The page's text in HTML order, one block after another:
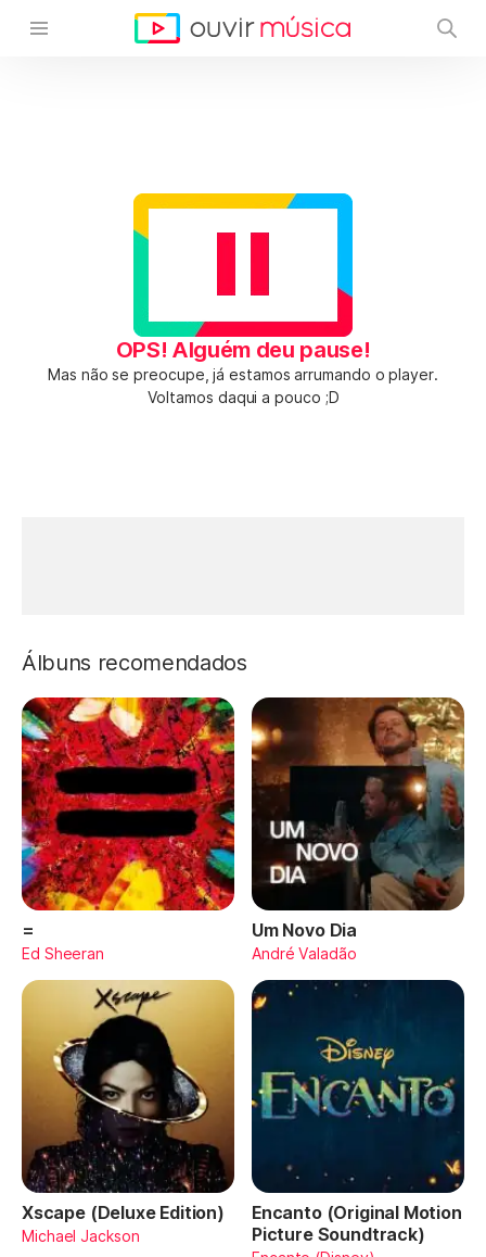
OPS! Alguém deu pause!
Mas não se preocupe, já estamos arrumando o player.
Voltamos daqui a pouco ;D
Álbuns recomendados
=
Ed Sheeran
Um Novo Dia
André Valadão
Xscape (Deluxe Edition)
Michael Jackson
Encanto (Original Motion
Picture Soundtrack)